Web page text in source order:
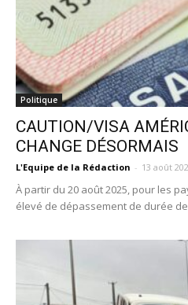
Politique
CAUTION/VISA
CHANGE DÉSORMAIS
L'Equipe de la Rédaction - 13 août
À partir du 20 août 2025, pour les
élevé de dépassement de durée